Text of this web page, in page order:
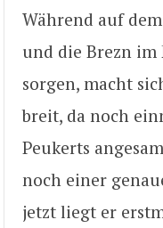
Während auf
und die Brezn
sorgen, macht
breit, da noch
Peukerts
noch einer
jetzt liegt er